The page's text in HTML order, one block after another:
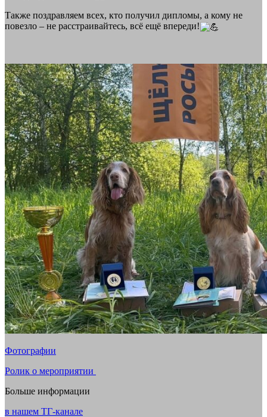
Также поздравляем всех, кто получил дипломы, а кому не
повезло – не расстраивайтесь, всё ещё впереди!
Фотографии
Ролик о мероприятии
Больше информации
в нашем ТГ-канале